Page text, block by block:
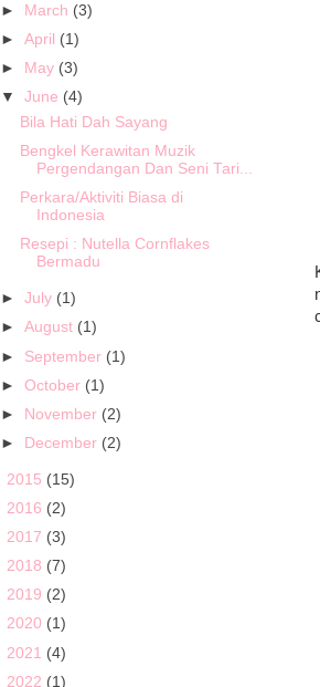
►
March (3)
►April (1)
►
May (3)
▼June (4)
Bila Hati Dah Sayang
Bengkel Kerawitan Muzik
Pergendangan Dan Seni Tari...
Perkara/Aktiviti Biasa di
Indonesia
Resepi : Nutella Cornflakes
Bermadu
►July (1)
►August (1)
► September (1)
►October (1)
►
November (2)
►
December (2)
2015 (15)
2016 (2)
2017 (3)
2018 (7)
2019 (2)
2020 (1)
2021 (4)
2022 (1)